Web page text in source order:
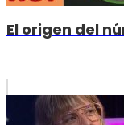
El origen del